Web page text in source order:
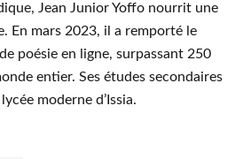
Jean Junior Yoffo nourrit une
En mars 2023, il a remporté le
poésie en ligne, surpassant 250
entier. Ses études secondaires
moderne d’Issia.